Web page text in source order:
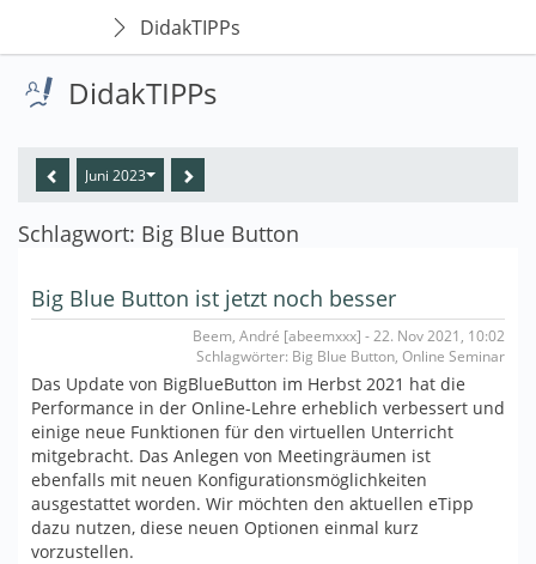
DidakTIPPs
DidakTIPPs
Juni 2023
Schlagwort: Big Blue Button
Big Blue Button ist jetzt noch besser
Beem, André [abeemxxx] - 22. Nov 2021, 10:02
Schlagwörter: Big Blue Button, Online Seminar
Das Update von BigBlueButton im Herbst 2021 hat die
Performance in der Online-Lehre erheblich verbessert und
einige neue Funktionen für den virtuellen Unterricht
mitgebracht. Das Anlegen von Meetingräumen ist
ebenfalls mit neuen Konfigurationsmöglichkeiten
ausgestattet worden. Wir möchten den aktuellen eTipp
dazu nutzen, diese neuen Optionen einmal kurz
vorzustellen.